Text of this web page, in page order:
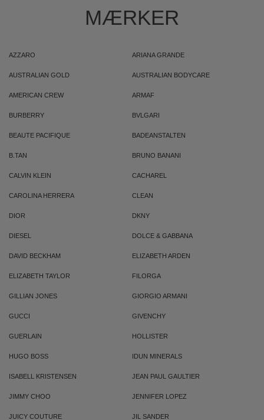
MÆRKER
AZZARO ARIANA GRANDE
AUSTRALIAN GOLD AUSTRALIAN BODYCARE
AMERICAN CREW ARMAF
BURBERRY BVLGARI
BEAUTE PACIFIQUE BADEANSTALTEN
B.TAN BRUNO BANANI
CALVIN KLEIN CACHAREL
CAROLINA HERRERA CLEAN
DIOR DKNY
DIESEL DOLCE & GABBANA
DAVID BECKHAM ELIZABETH ARDEN
ELIZABETH TAYLOR FILORGA
GILLIAN JONES GIORGIO ARMANI
GUCCI GIVENCHY
GUERLAIN HOLLISTER
HUGO BOSS IDUN MINERALS
ISABELL KRISTENSEN JEAN PAUL GAULTIER
JIMMY CHOO JENNIFER LOPEZ
JUICY COUTURE JIL SANDER